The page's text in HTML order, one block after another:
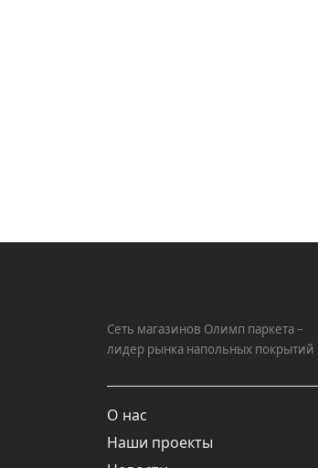
Сеть магазинов Олимп паркета –
лидер рынка напольных покрытий
О нас
Наши проекты